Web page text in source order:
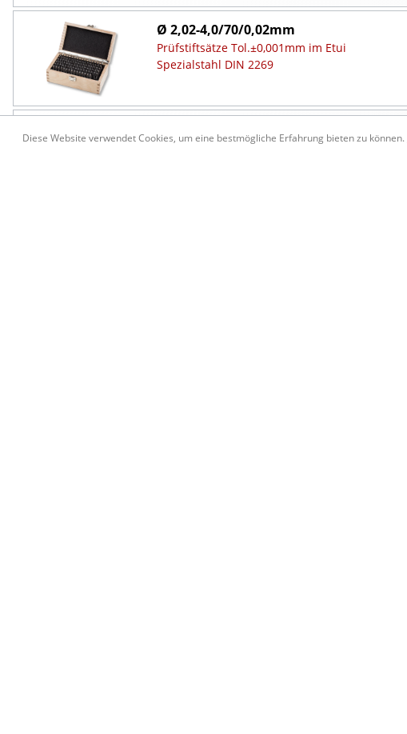
Ø 2,02-4,0/70/0,02mm
Prüfstiftsätze Tol.±0,001mm im Etui
Spezialstahl DIN 2269
Prüfstiftsätze Tol.±0,001mm im Etui
Diese Website verwendet Cookies, um eine bestmögliche Erfahrung bieten zu können.